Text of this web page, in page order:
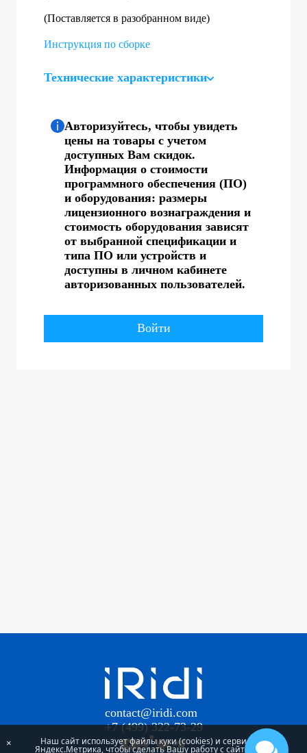
(Поставляется в разобранном виде)
Инструкция по сборке
Технические характеристики
Авторизуйтесь, чтобы увидеть
цены на товары с учетом
доступных Вам скидок.
Информация о стоимости
программного обеспечения (ПО)
и оборудования: размеры
лицензионного вознаграждения и
стоимость оборудования зависят
от выбранной спецификации и
типа ПО или устройств и
доступны в личном кабинете
авторизованных пользователей.
Войти
contact@iridi.com
+7 (499) 322-73-29
× Наш сайт использует файлы куки (cookies) и сервис
Яндекс.Метрика, чтобы сделать Вашу работу с сайтом